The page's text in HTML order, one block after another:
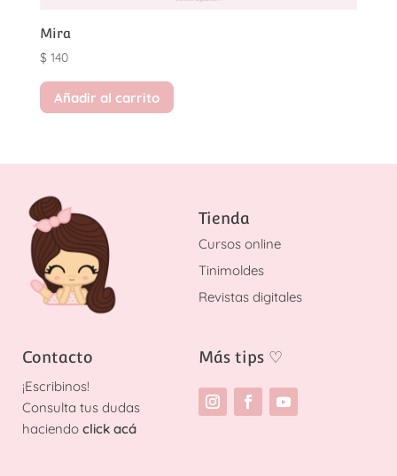
Mira
$140
Añadir al carrito
Tienda
Cursos online
Tinimoldes
Revistas digitales
Contacto
¡Escribinos!
Consulta tus dudas
haciendo click acá
Más tips ♡